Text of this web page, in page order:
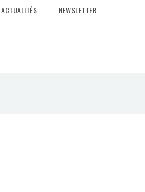
ACTUALITÉS NEWSLETTER